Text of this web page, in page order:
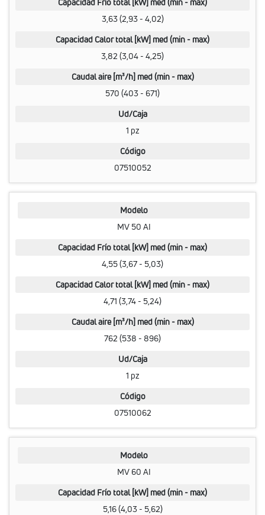
3,63 (2,93 - 4,02)
Capacidad Calor total [kW] med (min - max)
3,82 (3,04 - 4,25)
Caudal aire [m³/h] med (min - max)
570 (403 - 671)
Ud/Caja
1 pz
Código
07510052
Modelo
MV 50 AI
Capacidad Frío total [kW] med (min - max)
4,55 (3,67 - 5,03)
Capacidad Calor total [kW] med (min - max)
4,71 (3,74 - 5,24)
Caudal aire [m³/h] med (min - max)
762 (538 - 896)
Ud/Caja
1 pz
Código
07510062
Modelo
MV 60 AI
Capacidad Frío total [kW] med (min - max)
5,16 (4,03 - 5,62)